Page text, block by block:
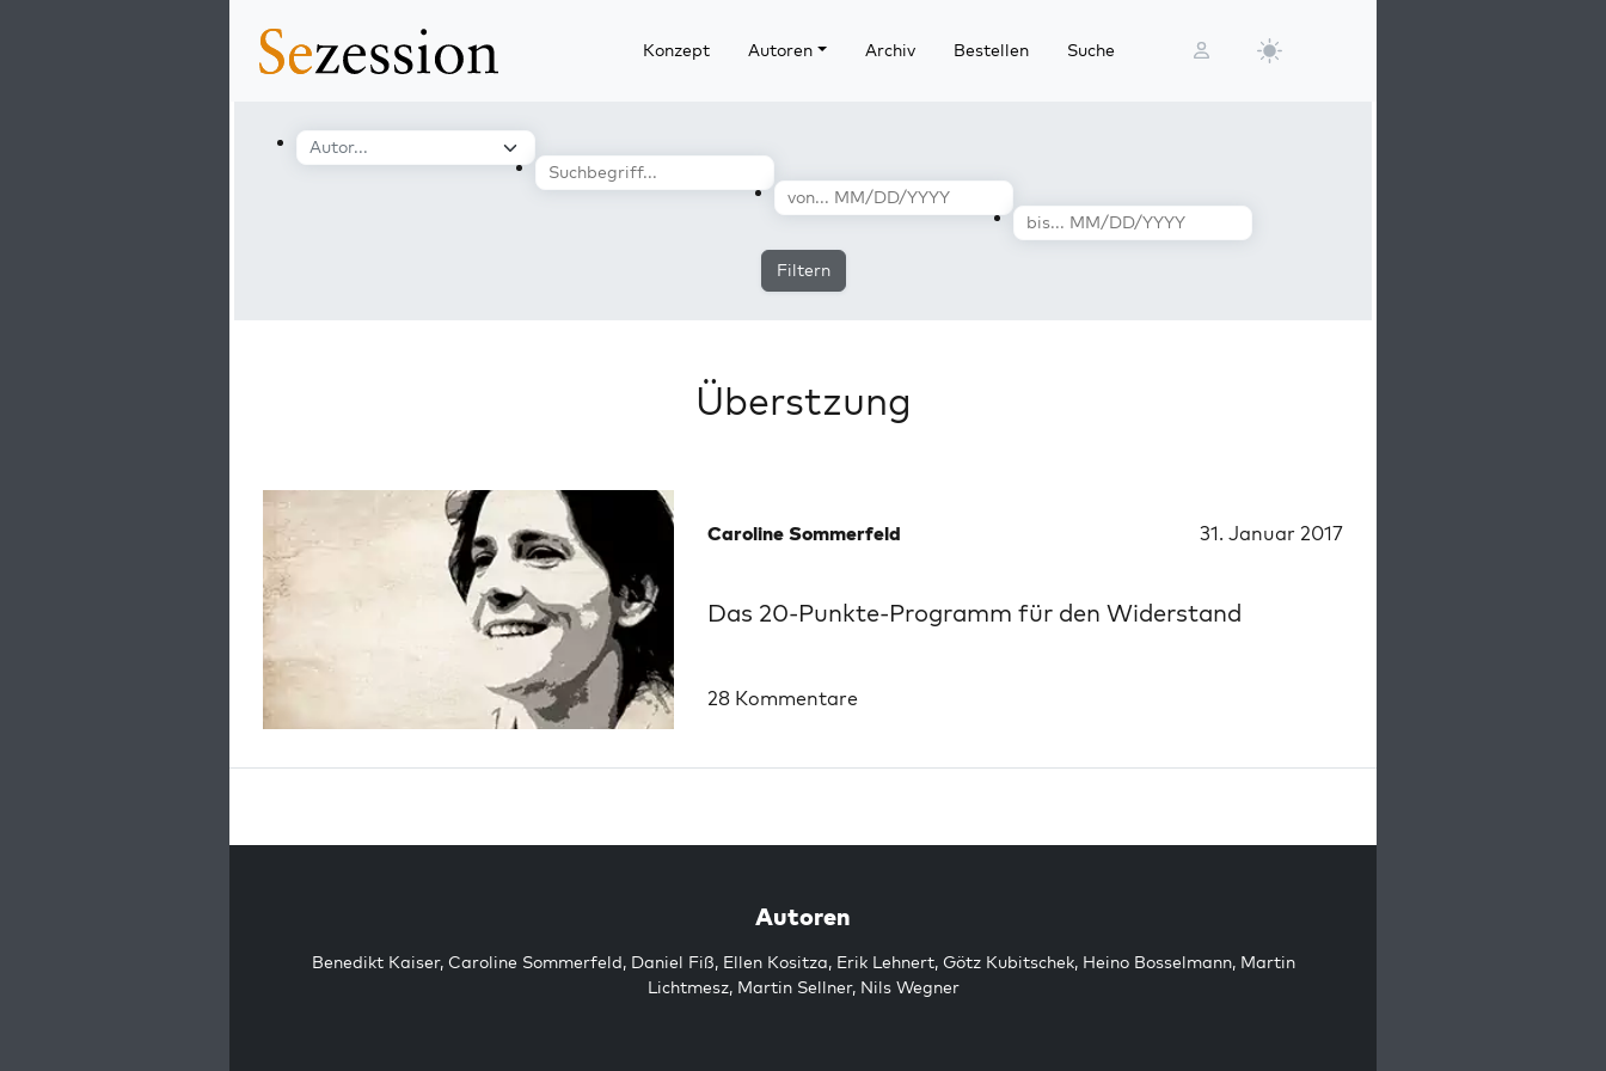
Konzept Autoren Archiv Bestellen Suche
Filtern
Überstzung
Caroline Sommerfeld 31. Januar 2017
Das 20-Punkte-Programm für den Widerstand
28 Kommentare
Autoren
Benedikt Kaiser, Caroline Sommerfeld, Daniel Fiß, Ellen Kositza, Erik Lehnert, Götz Kubitschek, Heino Bosselmann, Martin
Lichtmesz, Martin Sellner, Nils Wegner